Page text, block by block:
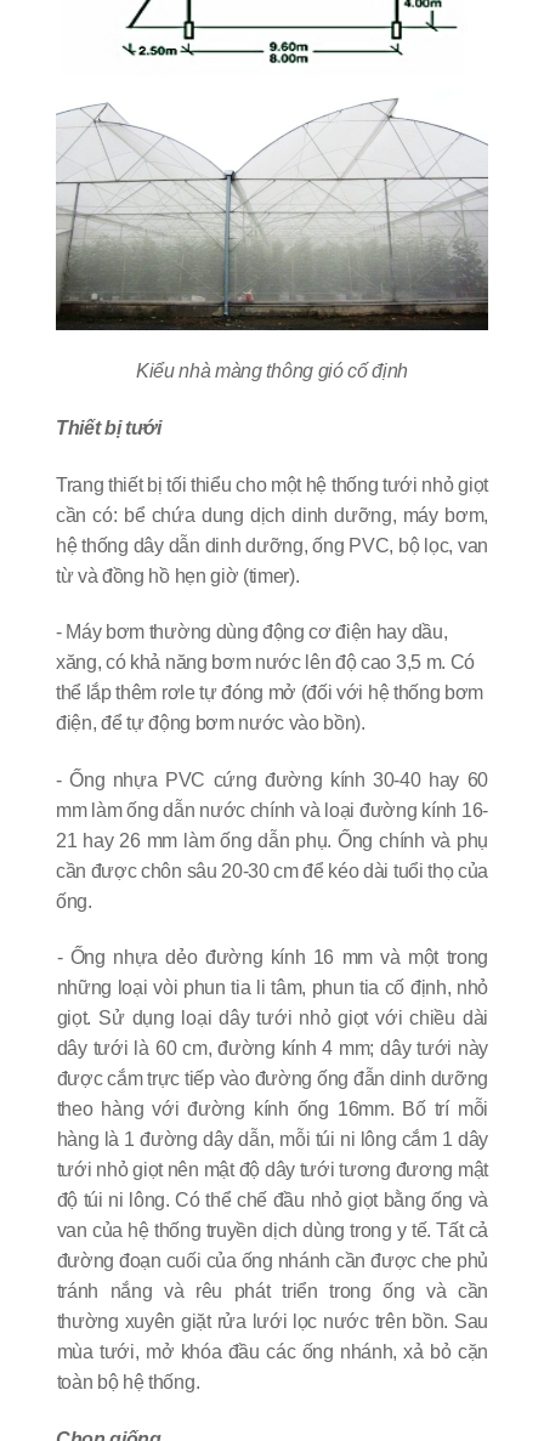
Kiểu nhà màng thông gió cố định
Thiết bị tưới
Trang thiết bị tối thiểu cho một hệ thống tưới nhỏ giọt
cần có: bể chứa dung dịch dinh dưỡng, máy bơm,
hệ thống dây dẫn dinh dưỡng, ống PVC, bộ lọc, van
từ và đồng hồ hẹn giờ (timer).
- Máy bơm thường dùng động cơ điện hay dầu,
xăng, có khả năng bơm nước lên độ cao 3,5 m. Có
thể lắp thêm rơle tự đóng mở (đối với hệ thống bơm
điện, để tự động bơm nước vào bồn).
- Ống nhựa PVC cứng đường kính 30-40 hay 60
mm làm ống dẫn nước chính và loại đường kính 16-
21 hay 26 mm làm ống dẫn phụ. Ống chính và phụ
cần được chôn sâu 20-30 cm để kéo dài tuổi thọ của
ống.
- Ống nhựa dẻo đường kính 16 mm và một trong
những loại vòi phun tia li tâm, phun tia cố định, nhỏ
giọt. Sử dụng loại dây tưới nhỏ giọt với chiều dài
dây tưới là 60 cm, đường kính 4 mm; dây tưới này
được cắm trực tiếp vào đường ống đẫn dinh dưỡng
theo hàng với đường kính ống 16mm. Bố trí mỗi
hàng là 1 đường dây dẫn, mỗi túi ni lông cắm 1 dây
tưới nhỏ giọt nên mật độ dây tưới tương đương mật
độ túi ni lông. Có thể chế đầu nhỏ giọt bằng ống và
van của hệ thống truyền dịch dùng trong y tế. Tất cả
đường đoạn cuối của ống nhánh cần được che phủ
tránh nắng và rêu phát triển trong ống và cần
thường xuyên giặt rửa lưới lọc nước trên bồn. Sau
mùa tưới, mở khóa đầu các ống nhánh, xả bỏ cặn
toàn bộ hệ thống.